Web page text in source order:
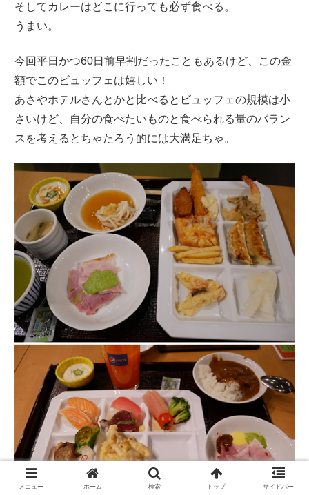
そしてカレーはどこに行っても必ず食べる。
うまい。
今回平日かつ60日前早割だったこともあるけど、この金
額でこのビュッフェは嬉しい！
あさやホテルさんとかと比べるとビュッフェの規模は小
さいけど、自分の食べたいものと食べられる量のバラン
スを考えるとちゃたろう的には大満足ちゃ。
メニュー ホーム 検索 トップ サイドバー